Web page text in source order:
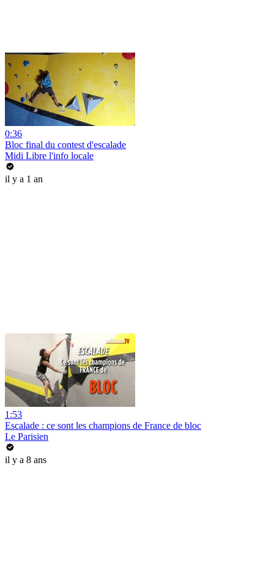
0:36
Bloc final du contest d'escalade
Midi Libre l'info locale
il y a 1 an
1:53
Escalade : ce sont les champions de France de bloc
Le Parisien
il y a 8 ans